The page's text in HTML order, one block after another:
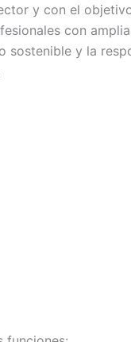
y con el
con
sostenible y la